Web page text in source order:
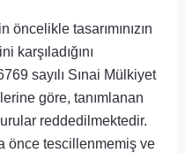
öncelikle tasarımınızın
karşıladığını
sayılı Sınai Mülkiyet
göre, tanımlanan
reddedilmektedir.
önce tescillenmemiş ve